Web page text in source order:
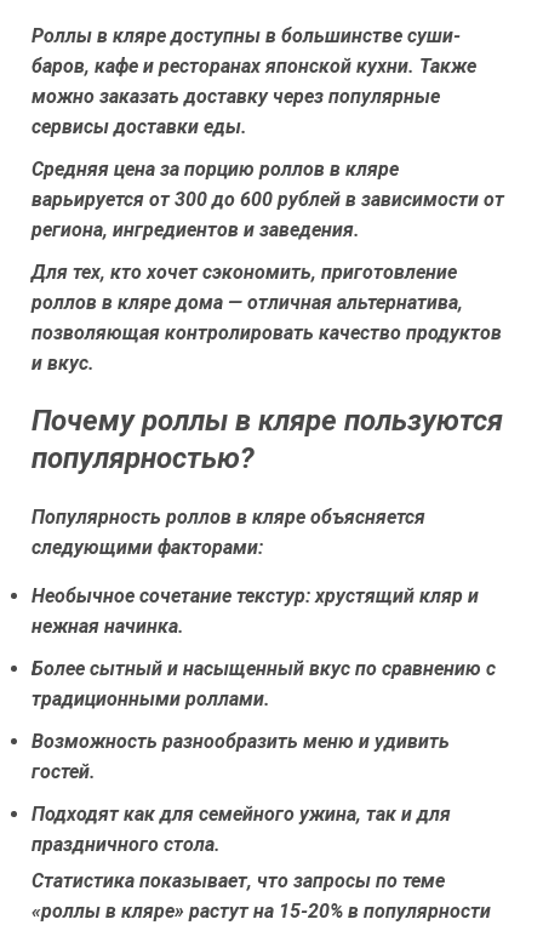
Роллы в кляре доступны в большинстве суши-
баров, кафе и ресторанах японской кухни. Также
можно заказать доставку через популярные
сервисы доставки еды.
Средняя цена за порцию роллов в кляре
варьируется от 300 до 600 рублей в зависимости от
региона, ингредиентов и заведения.
Для тех, кто хочет сэкономить, приготовление
роллов в кляре дома — отличная альтернатива,
позволяющая контролировать качество продуктов
и вкус.
Почему роллы в кляре пользуются
популярностью?
Популярность роллов в кляре объясняется
следующими факторами:
Необычное сочетание текстур: хрустящий кляр и
нежная начинка.
Более сытный и насыщенный вкус по сравнению с
традиционными роллами.
Возможность разнообразить меню и удивить
гостей.
Подходят как для семейного ужина, так и для
праздничного стола.
Статистика показывает, что запросы по теме
«роллы в кляре» растут на 15-20% в популярности